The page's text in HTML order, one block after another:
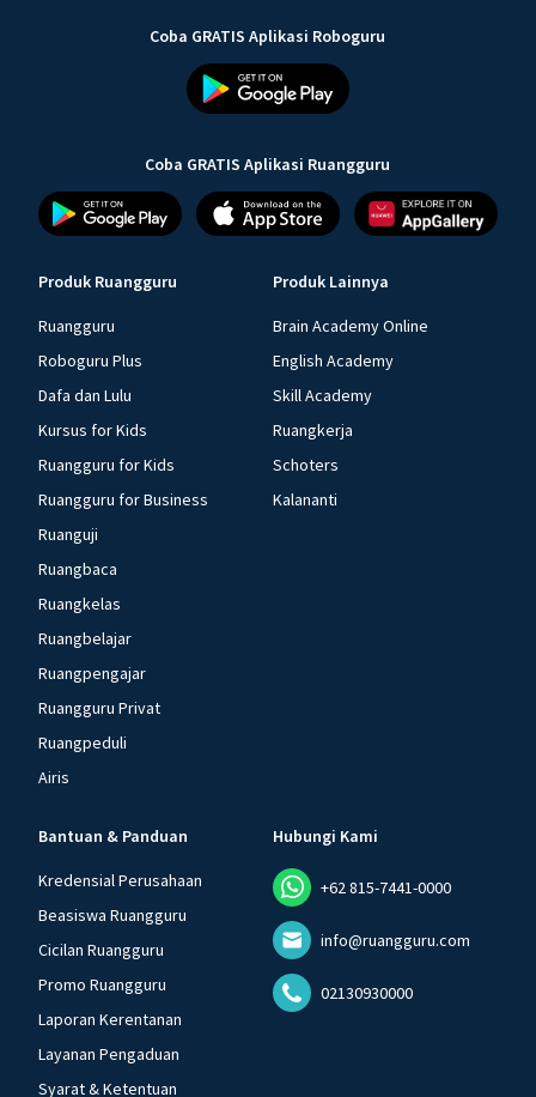
Coba GRATIS Aplikasi Roboguru
Coba GRATIS Aplikasi Ruangguru
Produk Ruangguru
Ruangguru
Roboguru Plus
Dafa dan Lulu
Kursus for Kids
Ruangguru for Kids
Ruangguru for Business
Ruanguji
Ruangbaca
Ruangkelas
Ruangbelajar
Ruangpengajar
Ruangguru Privat
Ruangpeduli
Airis
Produk Lainnya
Brain Academy Online
English Academy
Skill Academy
Ruangkerja
Schoters
Kalananti
Bantuan & Panduan
Kredensial Perusahaan
Beasiswa Ruangguru
Cicilan Ruangguru
Promo Ruangguru
Laporan Kerentanan
Layanan Pengaduan
Syarat & Ketentuan
Hubungi Kami
+62 815-7441-0000
info@ruangguru.com
02130930000